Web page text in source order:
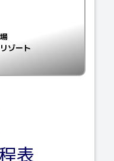
ゾート
表